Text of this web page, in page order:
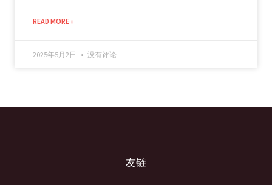
READ MORE »
2025年5月2日 没有评论
友链